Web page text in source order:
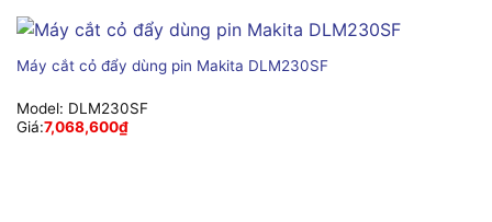
Máy cắt cỏ đẩy dùng pin Makita DLM230SF
Model: DLM230SF
Giá:7,068,600₫